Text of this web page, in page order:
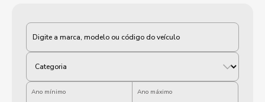
Categoria
Ano mínimo Ano máximo